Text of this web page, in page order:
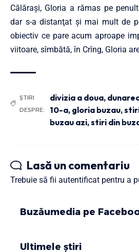
Călăraşi, Gloria a rămas pe
dar s-a distanţat şi mai mult de
obiectiv ce pare acum aproape
viitoare, sîmbătă, în Crîng, Gloria
ȘTIRI
DESPRE:
divizia a doua,
10-a, gloria buzau,
buzau azi,stiri din
Lasă un comentariu
Trebuie să fii autentificat pentru a
Buzăumedia pe
Ultimele știri